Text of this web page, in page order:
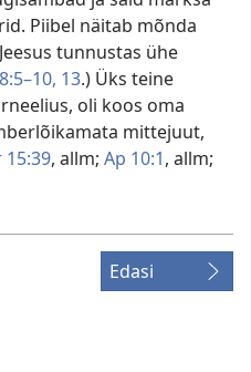
Piibel näitab mõnda
tunnustas ühe
13.) Üks teine
oli koos oma
mittejuut,
15:39, allm; Ap 10:1, allm;
Edasi